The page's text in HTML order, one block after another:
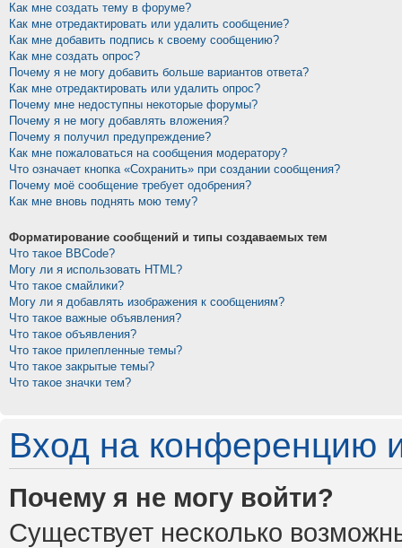
Как мне создать тему в форуме?
Как мне отредактировать или удалить сообщение?
Как мне добавить подпись к своему сообщению?
Как мне создать опрос?
Почему я не могу добавить больше вариантов ответа?
Как мне отредактировать или удалить опрос?
Почему мне недоступны некоторые форумы?
Почему я не могу добавлять вложения?
Почему я получил предупреждение?
Как мне пожаловаться на сообщения модератору?
Что означает кнопка «Сохранить» при создании сообщения?
Почему моё сообщение требует одобрения?
Как мне вновь поднять мою тему?
Форматирование сообщений и типы создаваемых тем
Что такое BBCode?
Могу ли я использовать HTML?
Что такое смайлики?
Могу ли я добавлять изображения к сообщениям?
Что такое важные объявления?
Что такое объявления?
Что такое прилепленные темы?
Что такое закрытые темы?
Что такое значки тем?
Вход на конференцию
Почему я не могу войти?
Существует несколько